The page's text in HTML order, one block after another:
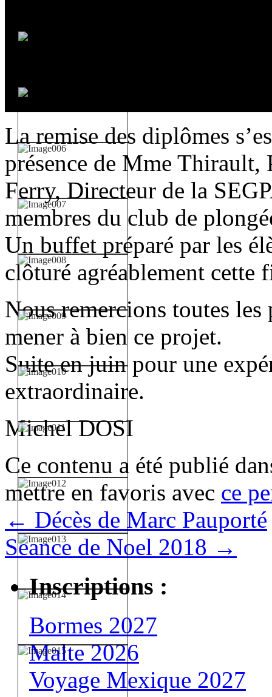
La remise des diplômes
présence de Mme
Ferry, Directeur de la
membres du club de
Un buffet préparé par les
clôturé agréablement cette
Nous remercions toutes
mener à bien ce projet.
Suite en juin pour une
extraordinaire.
Michel DOSI
Ce contenu a été publié
mettre en favoris avec ce
← Décès de Marc Pauporté
Séance de Noel 2018 →
Inscriptions :
Bormes 2027
Malte 2026
Voyage Mexique 2027